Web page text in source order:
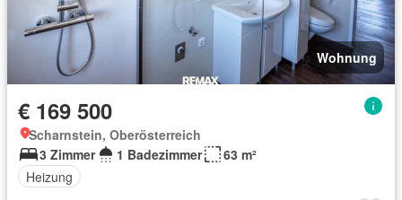
Wohnung
€ 169 500
Scharnstein, Oberösterreich
3 Zimmer
1 Badezimmer
63 m²
Heizung